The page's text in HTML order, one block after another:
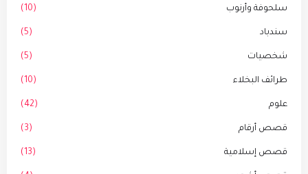
سلحوفة وأرنوب (10)
سندباد (5)
شخصيات (5)
طرائف البخلاء (10)
علوم (42)
قصص أرقام (3)
قصص إسلامية (13)